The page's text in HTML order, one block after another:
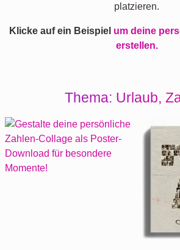
platzieren.
Klicke auf ein Beispiel um deine
erstellen.
Thema: Urlaub,